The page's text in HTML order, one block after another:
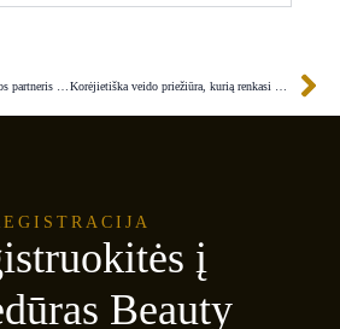
į
Beauty